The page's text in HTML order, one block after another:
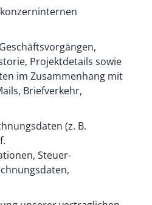
Projektdetails sowie
im Zusammenhang mit
Briefverkehr,
(z. B.
Steuer-